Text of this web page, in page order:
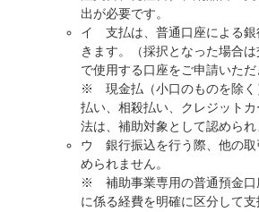
出が必要です。
イ 支払は、普通口座による銀
きます。（採択となった場合
で使用する口座をご申請いただ
※ 現金払（小口のものを除く
払い、相殺払い、クレジット
法は、補助対象として認められ
ウ 銀行振込を行う際、他の取
められません。
※ 補助事業専用の普通預金口
に係る経費を明確に区分して支